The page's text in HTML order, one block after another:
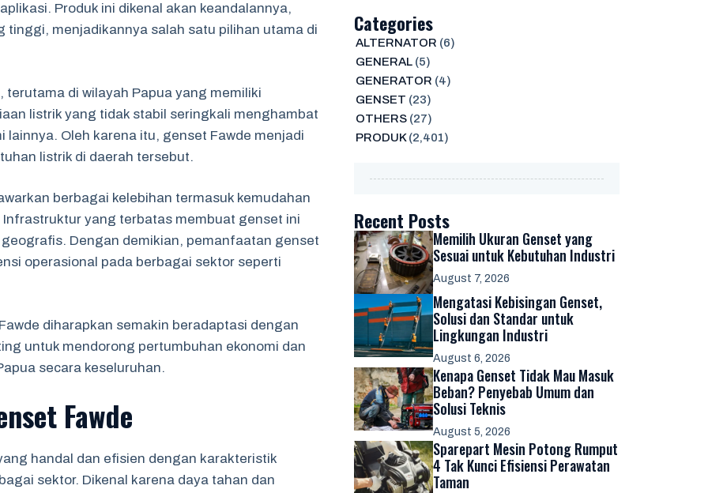
Produk ini dikenal akan keandalannya,
tinggi, menjadikannya salah satu pilihan utama di
di wilayah Papua yang memiliki
listrik yang tidak stabil seringkali menghambat
Oleh karena itu, genset Fawde menjadi
listrik di daerah tersebut.
berbagai kelebihan termasuk kemudahan
yang terbatas membuat genset ini
Dengan demikian, pemanfaatan genset
operasional pada berbagai sektor seperti
diharapkan semakin beradaptasi dengan
untuk mendorong pertumbuhan ekonomi dan
secara keseluruhan.
Fawde
handal dan efisien dengan karakteristik
sektor. Dikenal karena daya tahan dan
Categories
ALTERNATOR (6)
GENERAL(5)
GENERATOR (4)
GENSET (23)
OTHERS(27)
PRODUK(2,401)
Recent Posts
Memilih Ukuran Genset yang
Sesuai untuk Kebutuhan Industri
August 7, 2026
Mengatasi Kebisingan Genset,
Solusi dan Standar untuk
Lingkungan Industri
August 6, 2026
Kenapa Genset Tidak Mau Masuk
Beban? Penyebab Umum dan
Solusi Teknis
August 5, 2026
Sparepart Mesin Potong Rumput
4 Tak Kunci Efisiensi Perawatan
Taman